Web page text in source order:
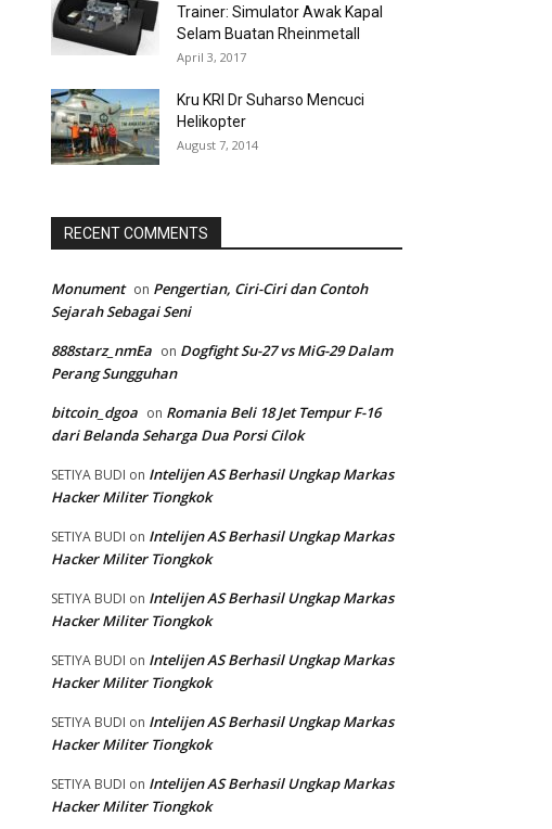
Trainer: Simulator Awak Kapal
Selam Buatan Rheinmetall
April 3, 2017
Kru KRI Dr Suharso Mencuci
Helikopter
August 7, 2014
RECENT COMMENTS
Monument on Pengertian, Ciri-Ciri dan Contoh
Sejarah Sebagai Seni
888starz_nmEa on Dogfight Su-27 vs MiG-29 Dalam
Perang Sungguhan
bitcoin_dgoa on Romania Beli 18 Jet Tempur F-16
dari Belanda Seharga Dua Porsi Cilok
SETIYA BUDI on Intelijen AS Berhasil Ungkap Markas
Hacker Militer Tiongkok
SETIYA BUDI on Intelijen AS Berhasil Ungkap Markas
Hacker Militer Tiongkok
SETIYA BUDI on Intelijen AS Berhasil Ungkap Markas
Hacker Militer Tiongkok
SETIYA BUDI on Intelijen AS Berhasil Ungkap Markas
Hacker Militer Tiongkok
SETIYA BUDI on Intelijen AS Berhasil Ungkap Markas
Hacker Militer Tiongkok
SETIYA BUDI on Intelijen AS Berhasil Ungkap Markas
Hacker Militer Tiongkok